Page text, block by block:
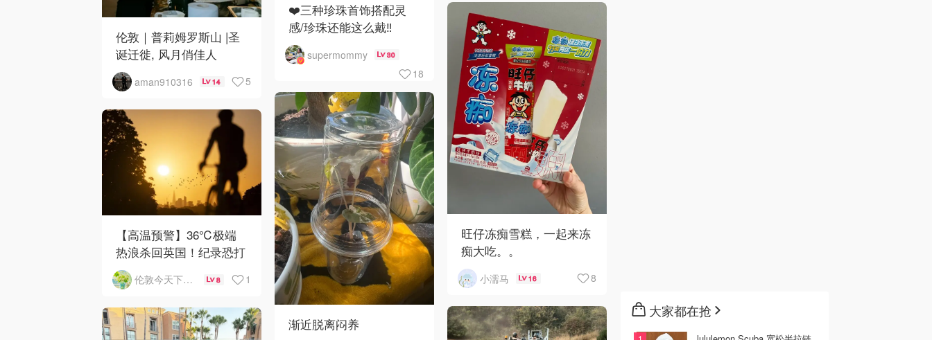
伦敦｜普莉姆罗斯山 |圣
诞迁徙, 风月俏佳人
aman910316 14 5
❤️三种珍珠首饰搭配灵
感/珍珠还能这么戴‼️
supermommy 30
18
旺仔冻痴雪糕，一起来冻
痴大吃。。
小濡马 16 8
渐近脱离闷养
【高温预警】36℃极端
热浪杀回英国！纪录恐打
破
伦敦今天下雨了吗 8 1
大家都在抢